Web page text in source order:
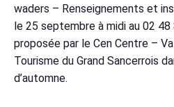
waders – Renseignements et
le 25 septembre à midi au 02
proposée par le Cen Centre –
Tourisme du Grand Sancerrois
d’automne.